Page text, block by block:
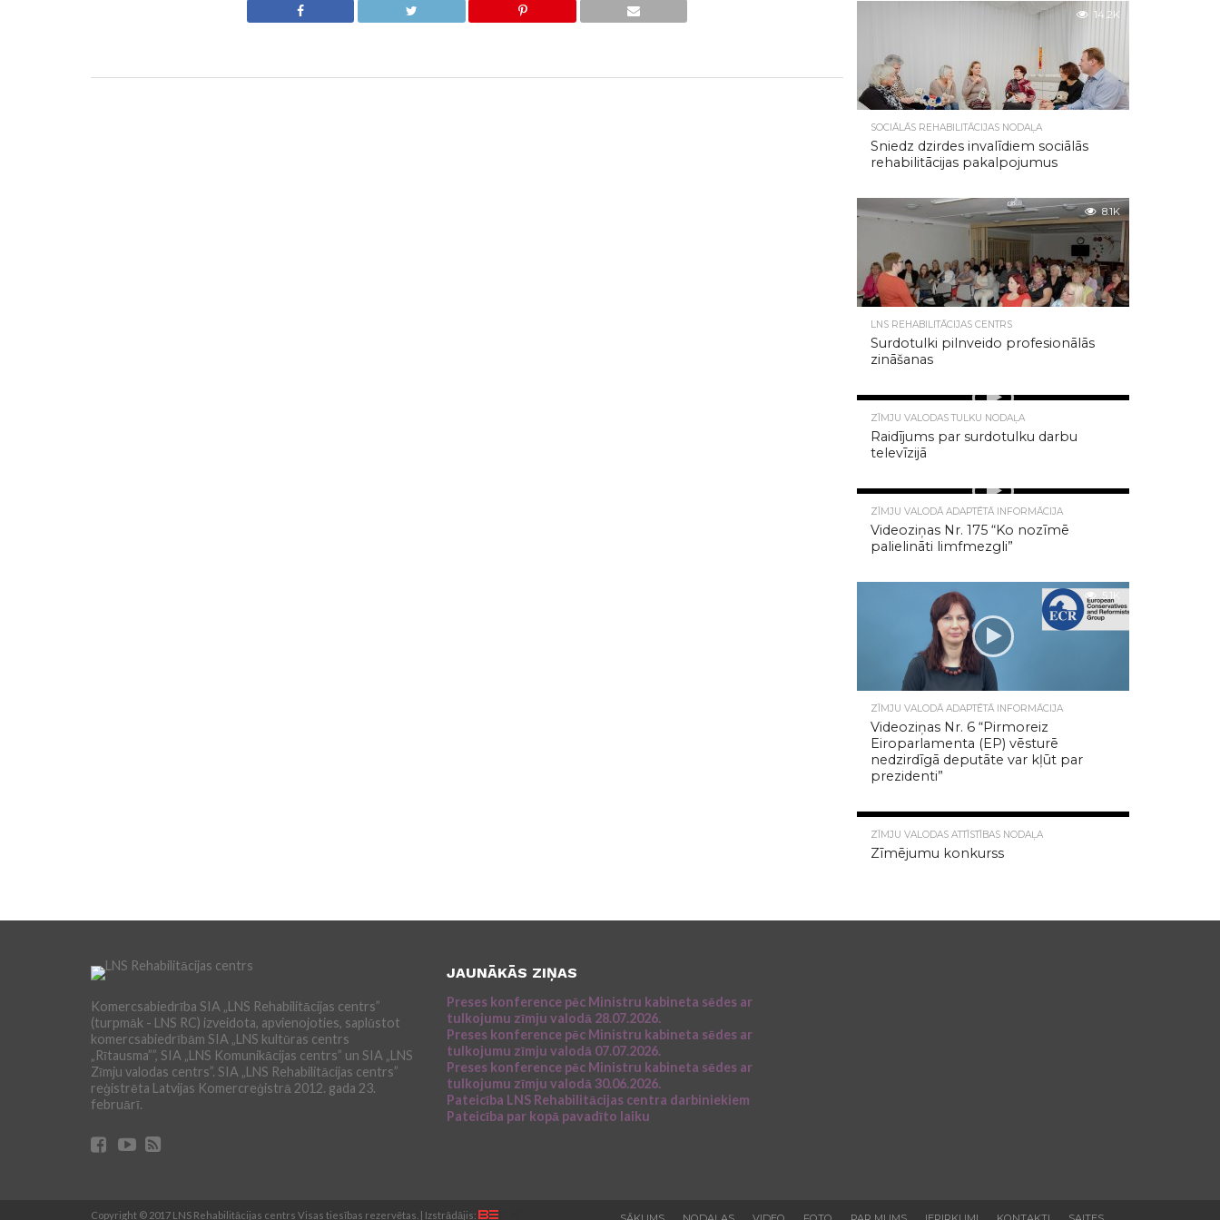
14.2K
SOCIĀLĀS REHABILITĀCIJAS NODAĻA
Sniedz dzirdes invalīdiem sociālās
rehabilitācijas pakalpojumus
8.1K
LNS REHABILITĀCIJAS CENTRS
Surdotulki pilnveido profesionālās
zināšanas
ZĪMJU VALODAS TULKU NODAĻA
Raidījums par surdotulku darbu
televīzijā
ZĪMJU VALODĀ ADAPTĒTĀ INFORMĀCIJA
Videoziņas Nr. 175 “Ko nozīmē
palielināti limfmezgli”
5.1K
ZĪMJU VALODĀ ADAPTĒTĀ INFORMĀCIJA
Videoziņas Nr. 6 “Pirmoreiz
Eiroparlamenta (EP) vēsturē
nedzirdīgā deputāte var kļūt par
prezidenti”
ZĪMJU VALODAS ATTĪSTĪBAS NODAĻA
Zīmējumu konkurss
Komercsabiedrība SIA „LNS Rehabilitācijas centrs”
(turpmāk - LNS RC) izveidota, apvienojoties, saplūstot
komercsabiedrībām SIA „LNS kultūras centrs
„Rītausma””, SIA „LNS Komunikācijas centrs” un SIA „LNS
Zīmju valodas centrs”. SIA „LNS Rehabilitācijas centrs”
reģistrēta Latvijas Komercreģistrā 2012. gada 23.
februārī.
JAUNĀKĀS ZIŅAS
Preses konference pēc Ministru kabineta sēdes ar
tulkojumu zīmju valodā 28.07.2026.
Preses konference pēc Ministru kabineta sēdes ar
tulkojumu zīmju valodā 07.07.2026.
Preses konference pēc Ministru kabineta sēdes ar
tulkojumu zīmju valodā 30.06.2026.
Pateicība LNS Rehabilitācijas centra darbiniekiem
Pateicība par kopā pavadīto laiku
Copyright © 2017 LNS Rehabilitācijas centrs Visas tiesības rezervētas. | Izstrādājis: